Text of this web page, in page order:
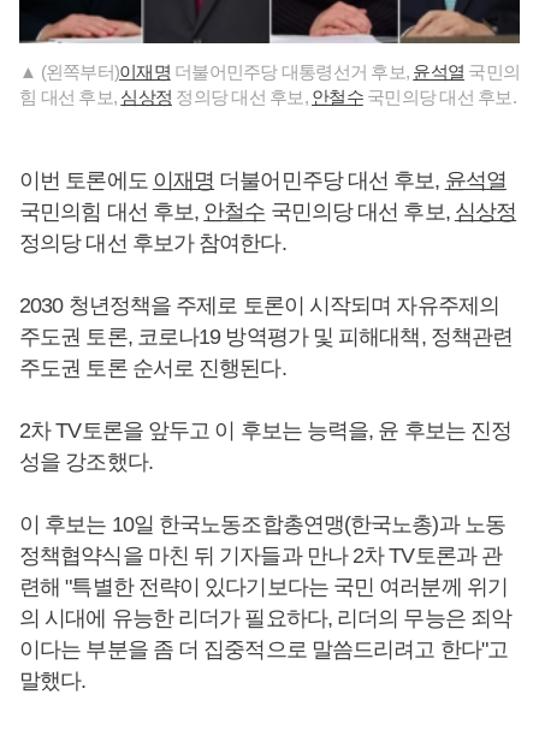
▲ (왼쪽부터)이재명 더불어민주당 대통령선거 후보, 윤석열 국민의
힘 대선 후보, 심상정 정의당 대선 후보, 안철수국민의당 대선 후보.
이번 토론에도 이재명 더불어민주당 대선 후보, 윤석열
국민의힘 대선 후보, 안철수 국민의당 대선 후보, 심상정
정의당 대선 후보가 참여한다.
2030 청년정책을 주제로 토론이 시작되며 자유주제의
주도권 토론, 코로나19 방역평가 및 피해대책, 정책관련
주도권 토론 순서로 진행된다.
2차 TV토론을 앞두고 이 후보는 능력을, 윤 후보는 진정
성을 강조했다.
이 후보는 10일 한국노동조합총연맹(한국노총)과 노동
정책협약식을 마친 뒤 기자들과 만나 2차 TV토론과 관
련해 "특별한 전략이 있다기보다는 국민 여러분께 위기
의 시대에 유능한 리더가 필요하다, 리더의 무능은 죄악
이다는 부분을 좀 더 집중적으로 말씀드리려고 한다"고
말했다.